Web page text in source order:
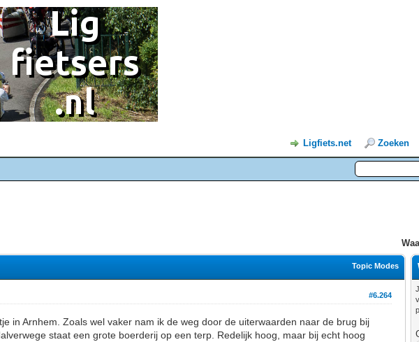
Ligfiets.net Zoeken
Topic Modes
#6.264
in Arnhem. Zoals wel vaker nam ik de weg door de uiterwaarden naar de brug bij
staat een grote boerderij op een terp. Redelijk hoog, maar bij echt hoog